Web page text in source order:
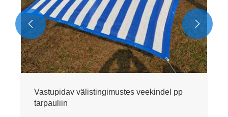
Vastupidav välistingimustes veekindel pp
tarpauliin
 